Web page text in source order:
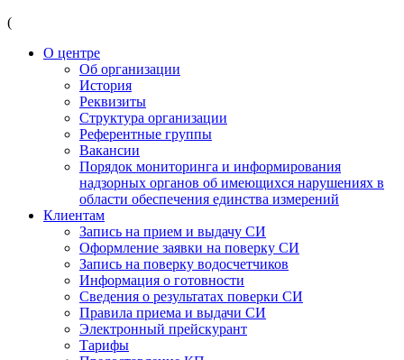
(
О центре
Об организации
История
Реквизиты
Структура организации
Референтные группы
Вакансии
Порядок мониторинга и информирования
надзорных органов об имеющихся нарушениях в
области обеспечения единства измерений
Клиентам
Запись на прием и выдачу СИ
Оформление заявки на поверку СИ
Запись на поверку водосчетчиков
Информация о готовности
Сведения о результатах поверки СИ
Правила приема и выдачи СИ
Электронный прейскурант
Тарифы